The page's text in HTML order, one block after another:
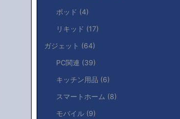
ポッド (4)
リキッド (17)
ガジェット (64)
PC関連 (39)
キッチン用品 (6)
スマートホーム (8)
モバイル (9)